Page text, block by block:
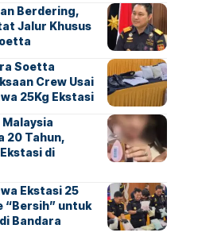
Berdering,
Jalur Khusus
Soetta
Crew Usai
25Kg Ekstasi
20 Tahun,
di
Ekstasi 25
“Bersih” untuk
Bandara